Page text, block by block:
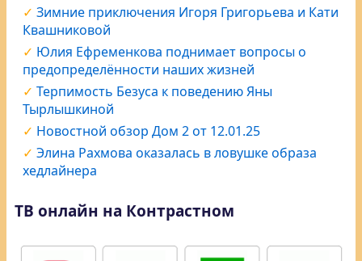
Зимние приключения Игоря Григорьева и Кати
Квашниковой
Юлия Ефременкова поднимает вопросы о
предопределённости наших жизней
Терпимость Безуса к поведению Яны
Тырлышкиной
Новостной обзор Дом 2 от 12.01.25
Элина Рахмова оказалась в ловушке образа
хедлайнера
ТВ онлайн на Контрастном